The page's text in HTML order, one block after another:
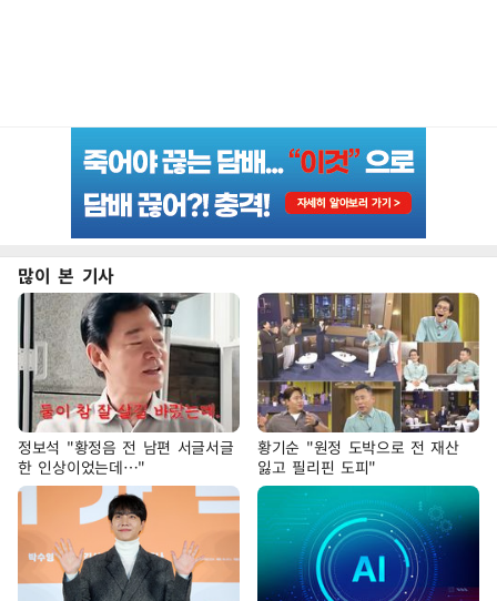
많이 본 기사
정보석 "황정음 전 남편 서글서글
한 인상이었는데…"
황기순 "원정 도박으로 전 재산
잃고 필리핀 도피"